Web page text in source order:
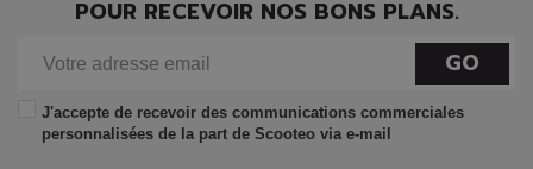
POUR RECEVOIR NOS BONS PLANS.
GO
J'accepte de recevoir des communications commerciales
personnalisées de la part de Scooteo via e-mail